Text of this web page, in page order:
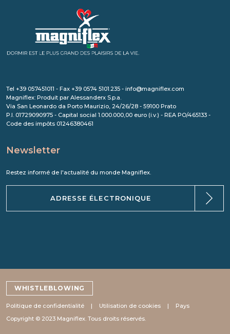
Tel +39 057451011 - Fax +39 0574 5101.235 - info@magniflex.com
Magniflex: Produit par Alessanderx S.p.a.
Via San Leonardo da Porto Maurizio, 24/26/28 - 59100 Prato
P.I. 01729090975 - Capital social 1.000.000,00 euro (i.v.) - REA PO/465133 -
Code des impôts 01246380461
Newsletter
Restez informé de l'actualité du monde Magniflex.
WHISTLEBLOWING
Politique de confidentialité Utilisation de cookies
Pays
Copyright © 2023 Magniflex. Tous droits réservés.